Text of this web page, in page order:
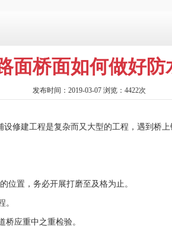
面桥面如何做好防
发布时间：2019-03-07 浏览：4422次
修建工程是复杂而又大型的工程，遇到桥
位置，务必开展打磨至及格为止。
。
应重中之重检验。